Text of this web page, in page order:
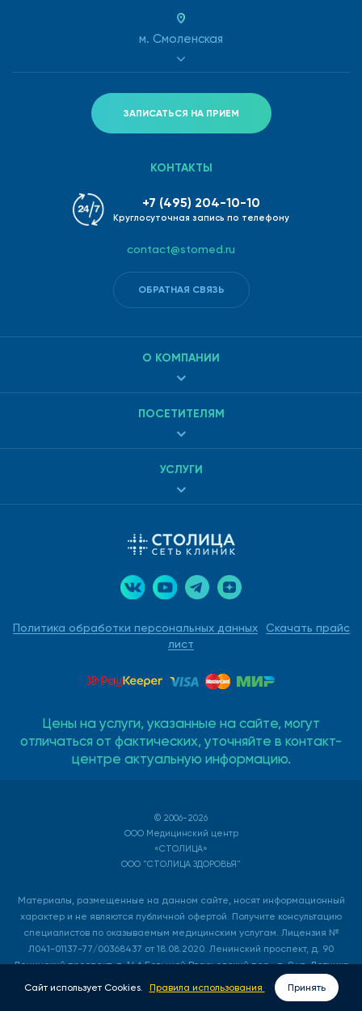
м. Смоленская
ЗАПИСАТЬСЯ НА ПРИЕМ
Политика обработки персональных данных
Скачать прайс
лист
О КОМПАНИИ
ПОСЕТИТЕЛЯМ
УСЛУГИ
КОНТАКТЫ
+7 (495) 204-10-10
Круглосуточная запись по телефону
contact@stomed.ru
ОБРАТНАЯ СВЯЗЬ
Цены на услуги, указанные на сайте, могут
отличаться от фактических, уточняйте в контакт-
центре актуальную информацию.
© 2006-2026
ООО Медицинский центр
«СТОЛИЦА»
ООО "СТОЛИЦА ЗДОРОВЬЯ"
Материалы, размещенные на данном сайте, носят информационный
характер и не являются публичной офертой. Получите консультацию
специалистов по оказываемым медицинским услугам. Лицензия №
Л041-01137-77/00368437 от 18.08.2020. Ленинский проспект, д. 90
Ленинский проспект, д. 146 Большой Власьевский пер., д. 9 ул. Летчика
Бабушкина, д. 48 Б. ИНН 7736529149, ОГРН 1057748546800.
Лицензия № Л041-01137-77/00615931 от 12.09.2022. ул. Профсоюзная, д.
Сайт использует Cookies. Правила использования Принять
ВЫЗОВ ВРАЧА НА ДОМ ЗАПИСАТЬСЯ ОНЛАЙН